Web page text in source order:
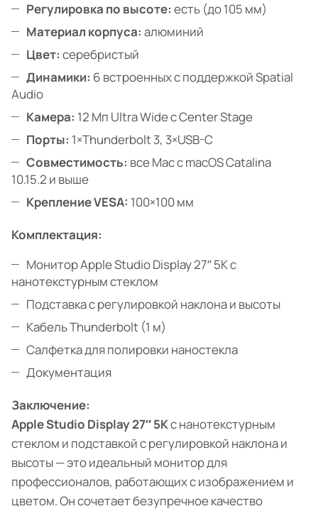
Регулировка по высоте: есть (до 105 мм)
Материал корпуса: алюминий
Цвет: серебристый
Динамики: 6 встроенных с поддержкой Spatial
Audio
Камера: 12 Мп Ultra Wide с Center Stage
Порты: 1×Thunderbolt 3, 3×USB-C
Совместимость: все Mac с macOS Catalina
10.15.2 и выше
Крепление VESA: 100×100 мм
Комплектация:
Монитор Apple Studio Display 27″ 5K с
нанотекстурным стеклом
Подставка с регулировкой наклона и высоты
Кабель Thunderbolt (1 м)
Салфетка для полировки наностекла
Документация
Заключение:
Apple Studio Display 27″ 5Kс нанотекстурным
стеклом и подставкой с регулировкой наклона и
высоты — это идеальный монитор для
профессионалов, работающих с изображением и
цветом. Он сочетает безупречное качество